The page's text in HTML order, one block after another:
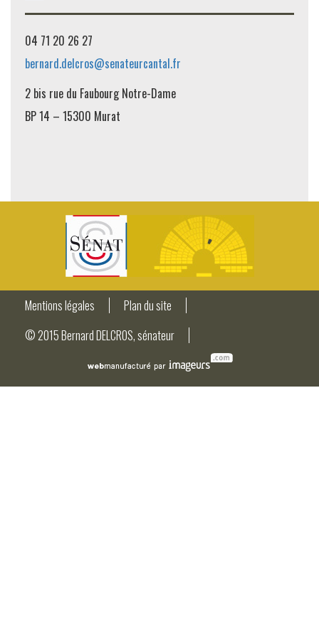
04 71 20 26 27
bernard.delcros@senateurcantal.fr
2 bis rue du Faubourg Notre-Dame
BP 14 – 15300 Murat
Mentions légales
Plan du site
© 2015 Bernard DELCROS, sénateur